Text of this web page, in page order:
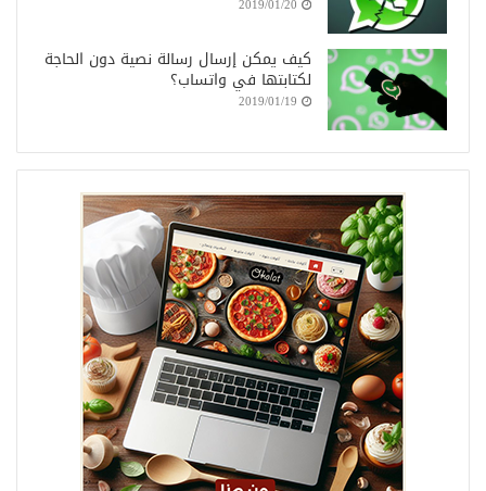
2019/01/20
كيف يمكن إرسال رسالة نصية دون الحاجة
لكتابتها في واتساب؟
2019/01/19